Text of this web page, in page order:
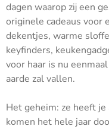
dagen waarop zij een
originele cadeaus voor
dekentjes, warme
keyfinders,
voor haar is nu
aarde zal vallen.
Het geheim: ze heeft
komen het hele jaar